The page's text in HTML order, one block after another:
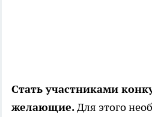
Стать участниками
желающие.Для этого